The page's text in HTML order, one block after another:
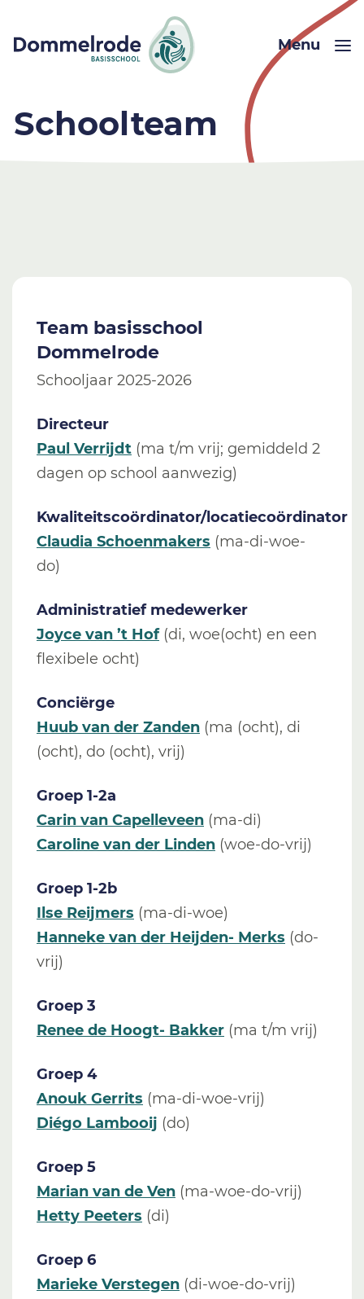
Menu
Schoolteam
Team basisschool
Dommelrode
Schooljaar 2025-2026
Directeur
Paul Verrijdt (ma t/m vrij; gemiddeld 2
dagen op school aanwezig)
Kwaliteitscoördinator/locatiecoördinator
Claudia Schoenmakers (ma-di-woe-
do)
Administratief medewerker
Joyce van ’t Hof(di, woe(ocht) en een
flexibele ocht)
Conciërge
Huub van der Zanden (ma (ocht), di
(ocht), do (ocht), vrij)
Groep 1-2a
Carin van Capelleveen (ma-di)
Caroline van der Linden (woe-do-vrij)
Groep 1-2b
Ilse Reijmers (ma-di-woe)
Hanneke van der Heijden- Merks (do-
vrij)
Groep 3
Renee de Hoogt- Bakker (ma t/m vrij)
Groep 4
Anouk Gerrits (ma-di-woe-vrij)
Diégo Lambooij (do)
Groep 5
Marian van de Ven (ma-woe-do-vrij)
Hetty Peeters (di)
Groep 6
Marieke Verstegen (di-woe-do-vrij)